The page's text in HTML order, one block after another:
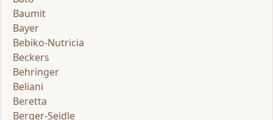
Baumit
Bayer
Bebiko-Nutricia
Beckers
Behringer
Beliani
Beretta
Berger-Seidle